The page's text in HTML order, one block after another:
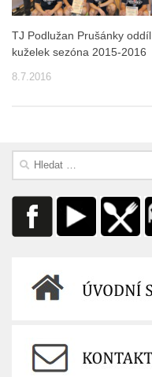
TJ Podlužan Prušánky oddíl
kuželek sezóna 2015-2016
8.7.2016
Vyhledávání